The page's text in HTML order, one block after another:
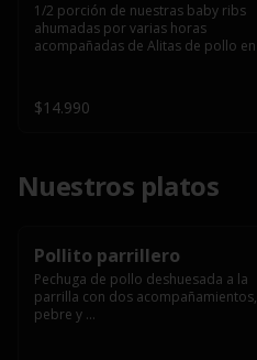
1/2 porción de nuestras baby ribs
ahumadas por varias horas
acompañadas de Alitas de pollo en
$14.990
Nuestros platos
Pollito parrillero
Pechuga de pollo deshuesada a la
parrilla con dos acompañamientos,
pebre y